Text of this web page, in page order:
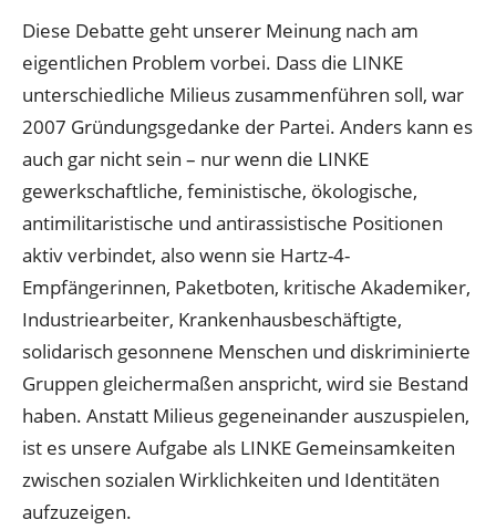
Diese Debatte geht unserer Meinung nach am
eigentlichen Problem vorbei. Dass die LINKE
unterschiedliche Milieus zusammenführen soll, war
2007 Gründungsgedanke der Partei. Anders kann es
auch gar nicht sein – nur wenn die LINKE
gewerkschaftliche, feministische, ökologische,
antimilitaristische und antirassistische Positionen
aktiv verbindet, also wenn sie Hartz-4-
Empfängerinnen, Paketboten, kritische Akademiker,
Industriearbeiter, Krankenhausbeschäftigte,
solidarisch gesonnene Menschen und diskriminierte
Gruppen gleichermaßen anspricht, wird sie Bestand
haben. Anstatt Milieus gegeneinander auszuspielen,
ist es unsere Aufgabe als LINKE Gemeinsamkeiten
zwischen sozialen Wirklichkeiten und Identitäten
aufzuzeigen.